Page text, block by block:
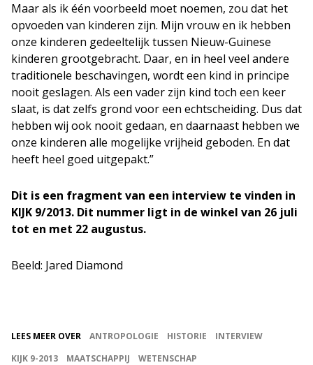
Maar als ik één voorbeeld moet noemen, zou dat het
opvoeden van kinderen zijn. Mijn vrouw en ik hebben
onze kinderen gedeeltelijk tussen Nieuw-Guinese
kinderen grootgebracht. Daar, en in heel veel andere
traditionele beschavingen, wordt een kind in principe
nooit geslagen. Als een vader zijn kind toch een keer
slaat, is dat zelfs grond voor een echtscheiding. Dus dat
hebben wij ook nooit gedaan, en daarnaast hebben we
onze kinderen alle mogelijke vrijheid geboden. En dat
heeft heel goed uitgepakt.”
Dit is een fragment van een interview te vinden in
KIJK 9/2013. Dit nummer ligt in de winkel van 26 juli
tot en met 22 augustus.
Beeld: Jared Diamond
LEES MEER OVER ANTROPOLOGIE HISTORIE
INTERVIEW
KIJK 9-2013
MAATSCHAPPIJ WETENSCHAP